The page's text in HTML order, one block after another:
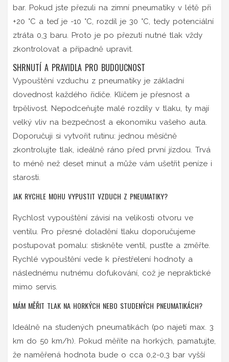
bar. Pokud jste přezuli na zimní pneumatiky v létě při
+20 °C a teď je -10 °C, rozdíl je 30 °C, tedy potenciální
ztráta 0,3 baru. Proto je po přezutí nutné tlak vždy
zkontrolovat a případně upravit.
SHRNUTÍ A PRAVIDLA PRO BUDOUCNOST
Vypouštění vzduchu z pneumatiky je základní
dovednost každého řidiče. Klíčem je přesnost a
trpělivost. Nepodceňujte malé rozdíly v tlaku, ty mají
velký vliv na bezpečnost a ekonomiku vašeho auta.
Doporučuji si vytvořit rutinu: jednou měsíčně
zkontrolujte tlak, ideálně ráno před první jízdou. Trvá
to méně než deset minut a může vám ušetřit peníze i
starosti.
JAK RYCHLE MOHU VYPUSTIT VZDUCH Z PNEUMATIKY?
Rychlost vypouštění závisí na velikosti otvoru ve
ventilu. Pro přesné doladění tlaku doporučujeme
postupovat pomalu: stiskněte ventil, pusťte a změřte.
Rychlé vypouštění vede k přestřelení hodnoty a
následnému nutnému dofukování, což je nepraktické
mimo servis.
MÁM MĚŘIT TLAK NA HORKÝCH NEBO STUDENÝCH PNEUMATIKÁCH?
Ideálně na studených pneumatikách (po najetí max. 3
km do 50 km/h). Pokud měříte na horkých, pamatujte,
že naměřená hodnota bude o cca 0,2-0,3 bar vyšší